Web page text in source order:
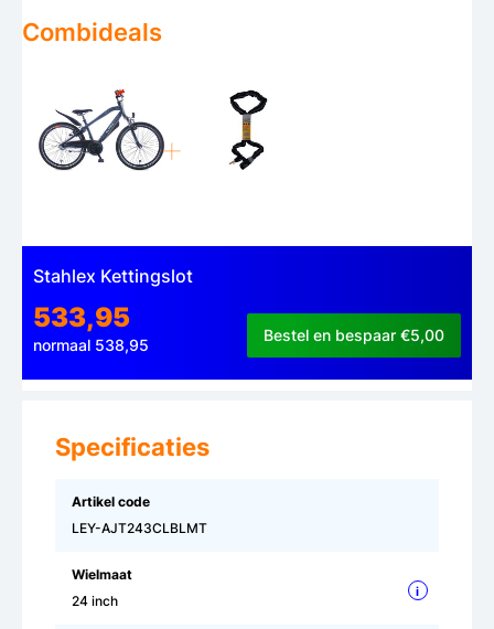
Combideals
Stahlex Kettingslot
533,95
normaal 538,95
Bestel en bespaar €5,00
Specificaties
Artikel code
LEY-AJT243CLBLMT
Wielmaat
24 inch
i